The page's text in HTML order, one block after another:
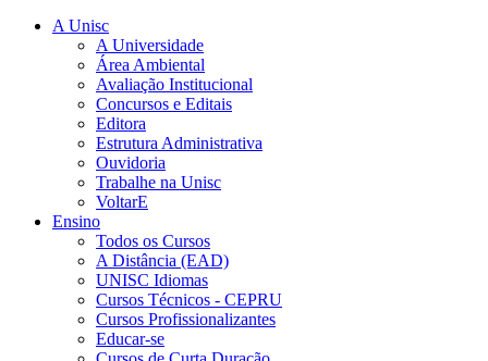
A Unisc
A Universidade
Área Ambiental
Avaliação Institucional
Concursos e Editais
Editora
Estrutura Administrativa
Ouvidoria
Trabalhe na Unisc
VoltarE
Ensino
Todos os Cursos
A Distância (EAD)
UNISC Idiomas
Cursos Técnicos - CEPRU
Cursos Profissionalizantes
Educar-se